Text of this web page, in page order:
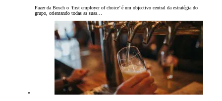
Fazer da Bosch o ‘first employer of choice’ é um objectivo central da estratégia do
grupo, orientando todas as suas…